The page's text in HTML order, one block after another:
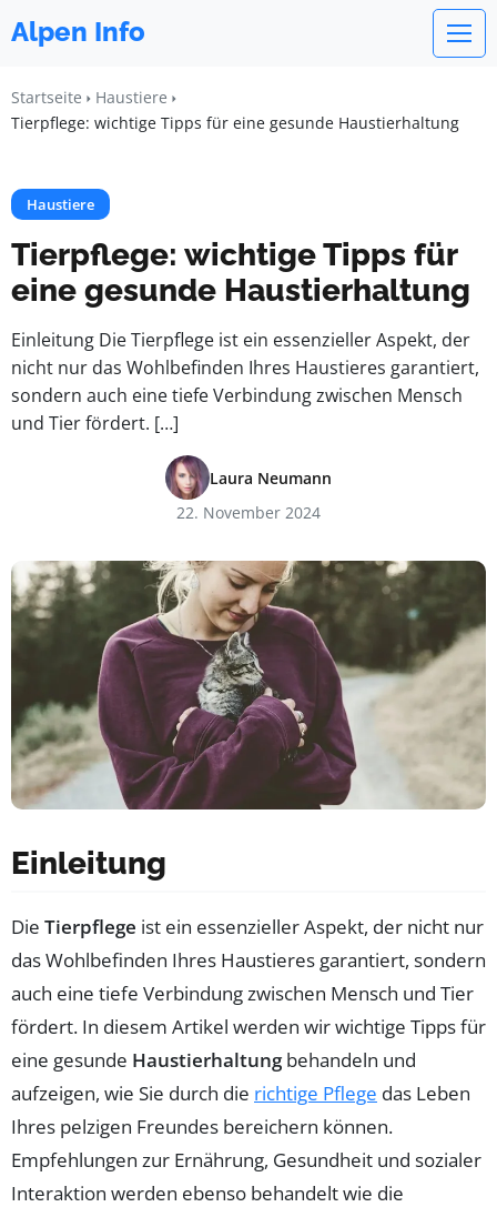
Alpen Info
Startseite
Haustiere
Tierpflege: wichtige Tipps für eine gesunde Haustierhaltung
Haustiere
Tierpflege: wichtige Tipps für
eine gesunde Haustierhaltung
Einleitung Die Tierpflege ist ein essenzieller Aspekt, der
nicht nur das Wohlbefinden Ihres Haustieres garantiert,
sondern auch eine tiefe Verbindung zwischen Mensch
und Tier fördert. […]
Laura Neumann
22. November 2024
Einleitung
Die Tierpflege ist ein essenzieller Aspekt, der nicht nur
das Wohlbefinden Ihres Haustieres garantiert, sondern
auch eine tiefe Verbindung zwischen Mensch und Tier
fördert. In diesem Artikel werden wir wichtige Tipps für
eine gesunde Haustierhaltungbehandeln und
aufzeigen, wie Sie durch die richtige Pflege das Leben
Ihres pelzigen Freundes bereichern können.
Empfehlungen zur Ernährung, Gesundheit und sozialer
Interaktion werden ebenso behandelt wie die